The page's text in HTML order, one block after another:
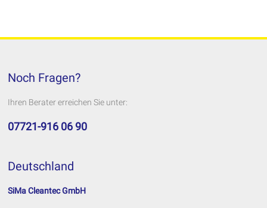
Noch Fragen?
Ihren Berater erreichen Sie unter:
07721-916 06 90
Deutschland
SiMa Cleantec GmbH